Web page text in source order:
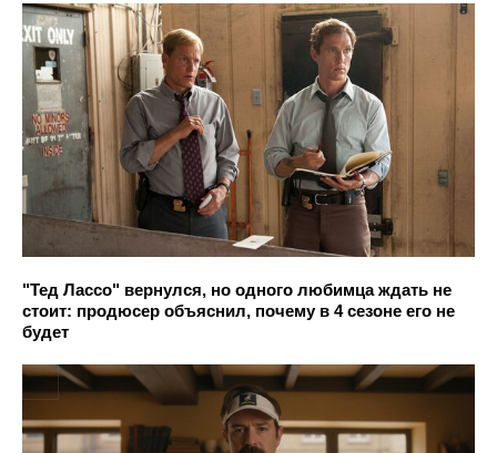
"Тед Лассо" вернулся, но одного любимца ждать не
стоит: продюсер объяснил, почему в 4 сезоне его не
будет